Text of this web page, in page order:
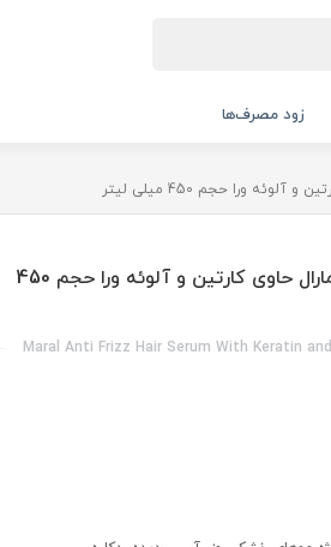
زود مصرف‌ها
ورا حجم 450 میلی لیتر
سرم موی دوفاز ضد وز مارال حاوی کارتین و آلوئه ورا حجم 450
Maral Anti Frizz Hair Serum With Keratin